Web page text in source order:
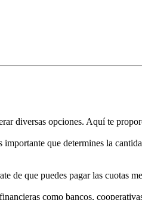
diversas opciones. Aquí te
que determines la
de que puedes pagar las cuotas
como bancos,